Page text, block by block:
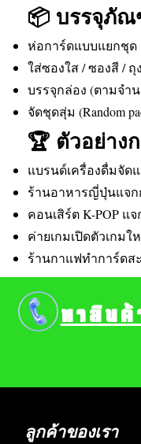
📦 บรรจุภั
ห่อการ์ดแบบแยกชุด
ใส่ซองใส / ซองสี / ถุ
บรรจุกล่อง (ตามจำ
จัดชุดสุ่ม (Random
🏆 ตัวอย่าง
แบรนด์เครื่องดื่มจัด
ร้านอาหารญี่ปุ่นแจก
คอนเสิร์ต K-POP
ค่ายเกมเปิดตัวเกม
ร้านกาแฟทำการ์ดส
ลูกค้าของเรา
หาสิน